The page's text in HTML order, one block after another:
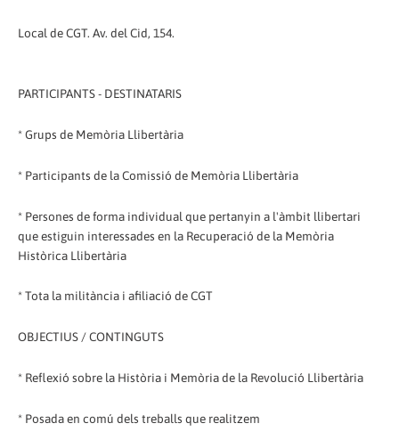
Local de CGT. Av. del Cid, 154.
PARTICIPANTS - DESTINATARIS
* Grups de Memòria Llibertària
* Participants de la Comissió de Memòria Llibertària
* Persones de forma individual que pertanyin a l'àmbit llibertari
que estiguin interessades en la Recuperació de la Memòria
Històrica Llibertària
* Tota la militància i afiliació de CGT
OBJECTIUS / CONTINGUTS
* Reflexió sobre la Història i Memòria de la Revolució Llibertària
* Posada en comú dels treballs que realitzem